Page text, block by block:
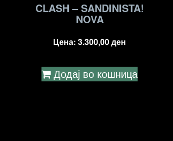
CLASH – SANDINISTA!
NOVA
Цена:3.300,00ден
Додај во кошница